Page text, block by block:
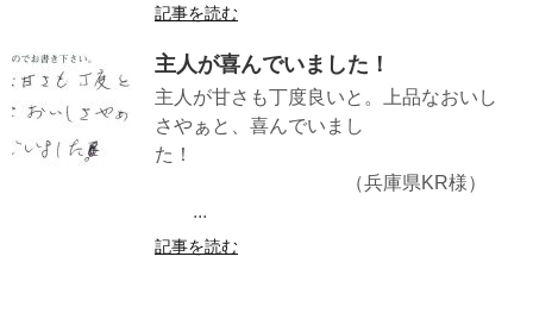
記事を読む
主人が喜んでいました！
主人が甘さも丁度良いと。上品なおいし
さやぁと、喜んでいまし
た！
（兵庫県KR様）
...
記事を読む